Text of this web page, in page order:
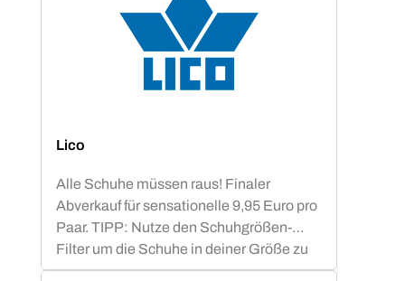
Lico
Alle Schuhe müssen raus! Finaler
Abverkauf für sensationelle 9,95 Euro pro
Paar. TIPP: Nutze den Schuhgrößen-
Filter um die Schuhe in deiner Größe zu
finden.